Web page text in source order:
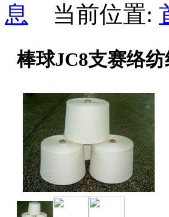
当前位置:
棒球JC8支赛络